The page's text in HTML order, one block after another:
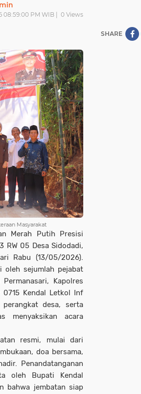
08:59:00 PM WIB | 0 Views
SHARE
Masyarakat
Merah Putih Presisi
RW 05 Desa Sidodadi,
Rabu (13/05/2026).
oleh sejumlah pejabat
Kapolres
0715 Kendal Letkol Inf
desa, serta
menyaksikan acara
resmi, mulai dari
doa bersama,
Penandatanganan
oleh Bupati Kendal
bahwa jembatan siap